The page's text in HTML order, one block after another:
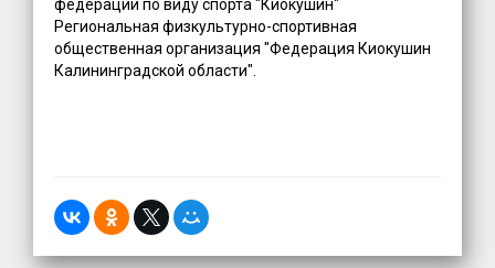
федерации по виду спорта "Киокушин"
Региональная физкультурно-спортивная
общественная организация "Федерация Киокушин
Калининградской области".